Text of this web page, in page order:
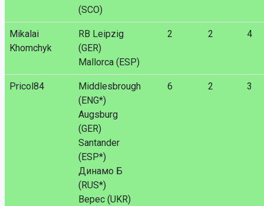
(SCO)
Mikalai
Khomchyk
RB Leipzig
(GER)
Mallorca (ESP)
2 2 4
Pricol84
Middlesbrough
(ENG*)
Augsburg
(GER)
Santander
(ESP*)
Динамо Б
(RUS*)
Верес (UKR)
6 2 3